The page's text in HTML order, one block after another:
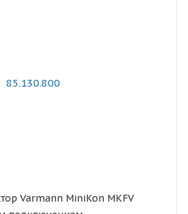
Varmann MiniKon MKFV